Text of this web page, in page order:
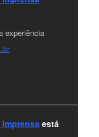
experiência
está